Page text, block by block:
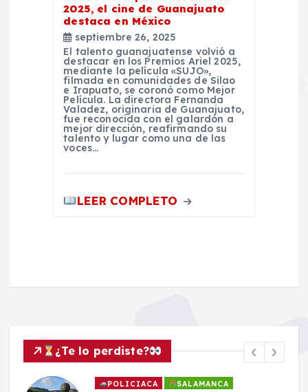
2025, el cine de Guanajuato
destaca en México
septiembre 26, 2025
El talento guanajuatense volvió a
destacar en los Premios Ariel 2025,
mediante la película «SUJO»,
filmada en comunidades de Silao
e Irapuato, se coronó como Mejor
Película. La directora Fernanda
Valadez, originaria de Guanajuato,
fue reconocida con el galardón a
mejor dirección, reafirmando su
talento y lugar como una de las
voces…
LEER COMPLETO
¿Te lo perdiste?
POLICIACA SALAMANCA